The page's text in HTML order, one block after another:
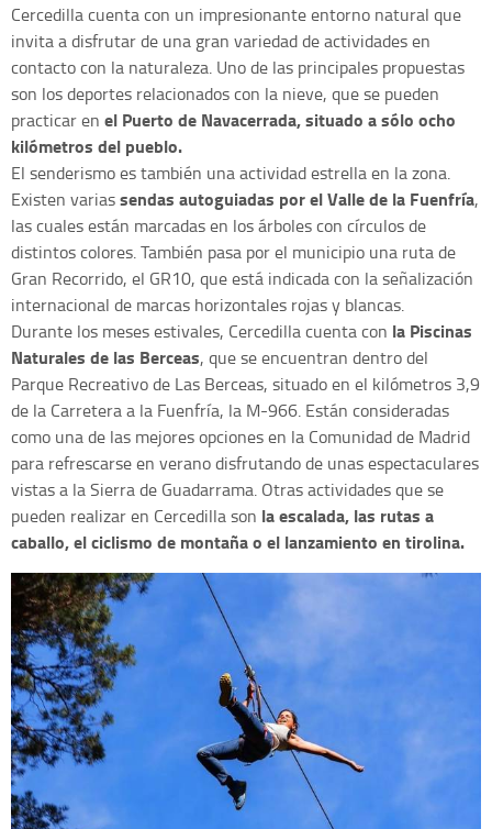
Cercedilla cuenta con un impresionante entorno natural que
invita a disfrutar de una gran variedad de actividades en
contacto con la naturaleza. Uno de las principales propuestas
son los deportes relacionados con la nieve, que se pueden
practicar en el Puerto de Navacerrada, situado a sólo ocho
kilómetros del pueblo.
El senderismo es también una actividad estrella en la zona.
Existen variassendas autoguiadas por el Valle de la Fuenfría,
las cuales están marcadas en los árboles con círculos de
distintos colores. También pasa por el municipio una ruta de
Gran Recorrido, el GR10, que está indicada con la señalización
internacional de marcas horizontales rojas y blancas.
Durante los meses estivales, Cercedilla cuenta con la Piscinas
Naturales de las Berceas, que se encuentran dentro del
Parque Recreativo de Las Berceas, situado en el kilómetros 3,9
de la Carretera a la Fuenfría, la M-966. Están consideradas
como una de las mejores opciones en la Comunidad de Madrid
para refrescarse en verano disfrutando de unas espectaculares
vistas a la Sierra de Guadarrama. Otras actividades que se
pueden realizar en Cercedilla son la escalada, las rutas a
caballo, el ciclismo de montaña o el lanzamiento en tirolina.